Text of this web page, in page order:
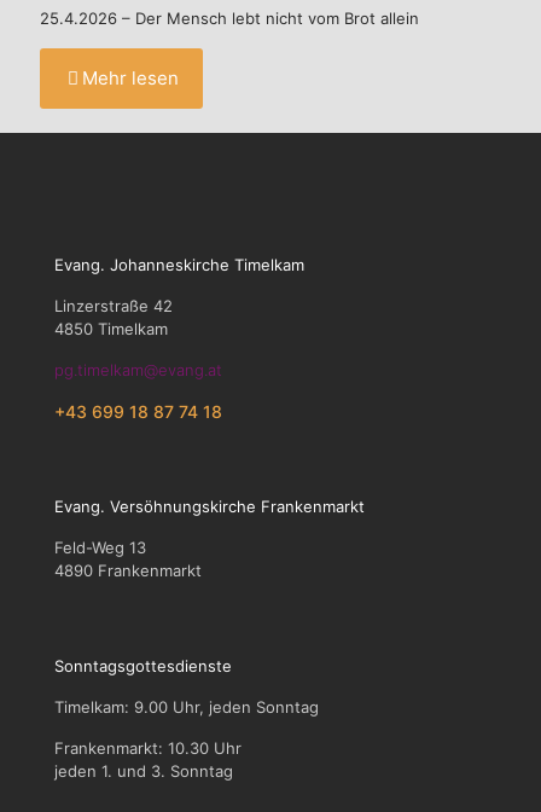
25.4.2026 – Der Mensch lebt nicht vom Brot allein
Mehr lesen
Evang. Johanneskirche Timelkam
Linzerstraße 42
4850 Timelkam
pg.timelkam@evang.at
+43 699 18 87 74 18
Evang. Versöhnungskirche Frankenmarkt
Feld-Weg 13
4890 Frankenmarkt
Sonntagsgottesdienste
Timelkam: 9.00 Uhr, jeden Sonntag
Frankenmarkt: 10.30 Uhr
jeden 1. und 3. Sonntag